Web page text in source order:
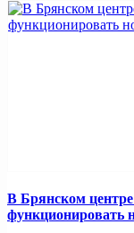
В Брянском
функционировать